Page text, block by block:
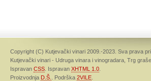
Copyright (C) Kutjevački vinari 2009.-2023. Sva prava
Kutjevački vinari - Udruga vinara i vinogradara, Trg
Ispravan CSS . Ispravan XHTML 1.0
Proizvodnja D.Š. . Podrška 2VILE